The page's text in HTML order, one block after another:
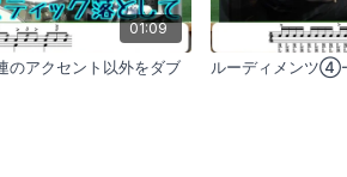
01:09
アクセント以外をダブ
ルーディメンツ④-